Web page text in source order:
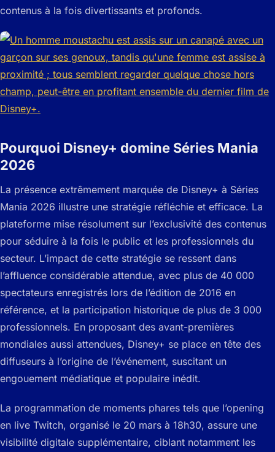
contenus à la fois divertissants et profonds.
Pourquoi Disney+ domine Séries Mania
2026
La présence extrêmement marquée de Disney+ à Séries
Mania 2026 illustre une stratégie réfléchie et efficace. La
plateforme mise résolument sur l’exclusivité des contenus
pour séduire à la fois le public et les professionnels du
secteur. L’impact de cette stratégie se ressent dans
l’affluence considérable attendue, avec plus de 40 000
spectateurs enregistrés lors de l’édition de 2016 en
référence, et la participation historique de plus de 3 000
professionnels. En proposant des avant-premières
mondiales aussi attendues, Disney+ se place en tête des
diffuseurs à l’origine de l’événement, suscitant un
engouement médiatique et populaire inédit.
La programmation de moments phares tels que l’opening
en live Twitch, organisé le 20 mars à 18h30, assure une
visibilité digitale supplémentaire, ciblant notamment les